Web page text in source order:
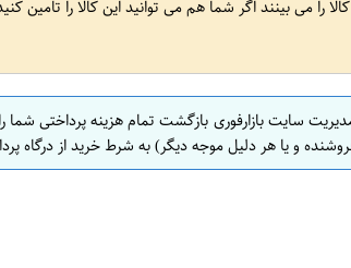
را می بینند اگر شما هم می توانید این کالا را تامین
سایت بازارفوری بازگشت تمام هزینه پرداختی
و یا هر دلیل موجه دیگر) به شرط خرید از درگاه